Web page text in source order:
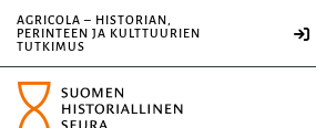
AGRICOLA – HISTORIAN,
PERINTEEN JA KULTTUURIEN
TUTKIMUS